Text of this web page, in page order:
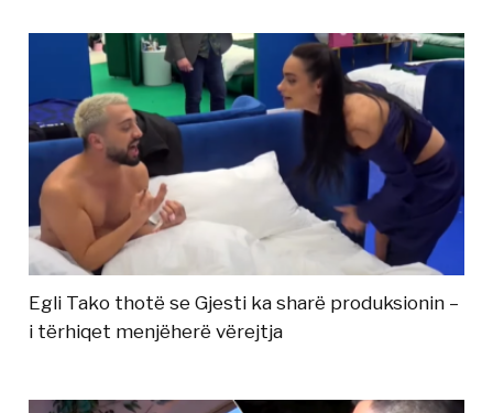
Egli Tako thotë se Gjesti ka sharë produksionin –
i tërhiqet menjëherë vërejtja